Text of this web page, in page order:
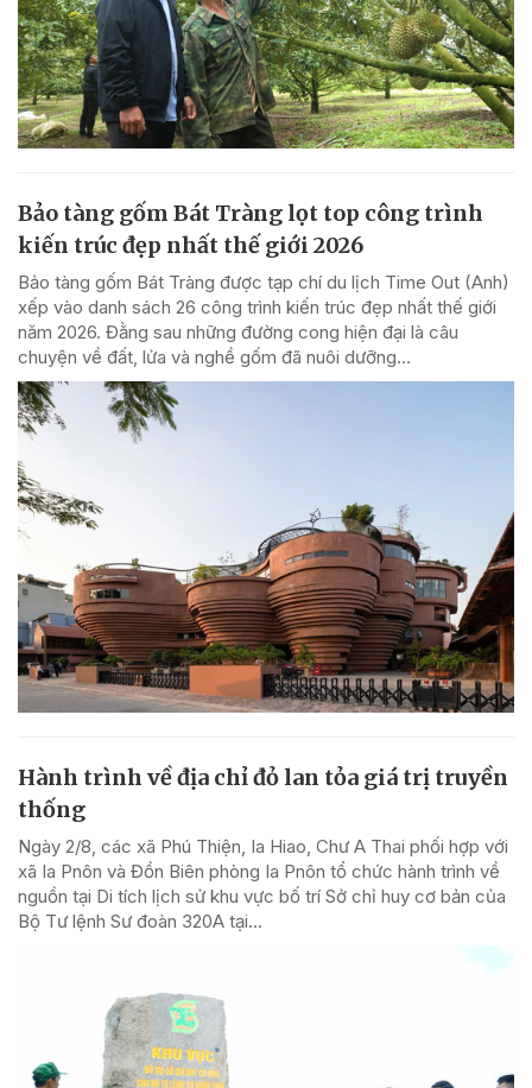
Bảo tàng gốm Bát Tràng lọt top công trình
kiến trúc đẹp nhất thế giới 2026
Bảo tàng gốm Bát Tràng được tạp chí du lịch Time Out (Anh)
xếp vào danh sách 26 công trình kiến trúc đẹp nhất thế giới
năm 2026. Đằng sau những đường cong hiện đại là câu
chuyện về đất, lửa và nghề gốm đã nuôi dưỡng...
Hành trình về địa chỉ đỏ lan tỏa giá trị truyền
thống
Ngày 2/8, các xã Phú Thiện, Ia Hiao, Chư A Thai phối hợp với
xã Ia Pnôn và Đồn Biên phòng Ia Pnôn tổ chức hành trình về
nguồn tại Di tích lịch sử khu vực bố trí Sở chỉ huy cơ bản của
Bộ Tư lệnh Sư đoàn 320A tại...